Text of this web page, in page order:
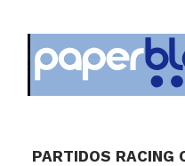
PARTIDOS RACING